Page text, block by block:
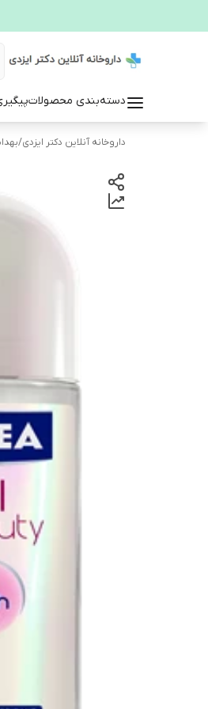
دسته‌بندی محصولات
داروخانه آنلاین دکتر ایزدی/